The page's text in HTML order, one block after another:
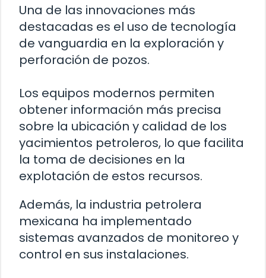
Una de las innovaciones más
destacadas es el uso de tecnología
de vanguardia en la exploración y
perforación de pozos.
Los equipos modernos permiten
obtener información más precisa
sobre la ubicación y calidad de los
yacimientos petroleros, lo que facilita
la toma de decisiones en la
explotación de estos recursos.
Además, la industria petrolera
mexicana ha implementado
sistemas avanzados de monitoreo y
control en sus instalaciones.